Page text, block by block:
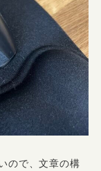
ので、文章の構